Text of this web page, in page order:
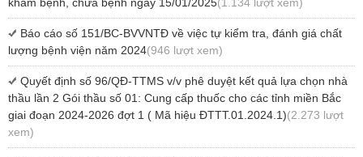
Báo cáo số 151/BC-BVVNTĐ về việc tự kiểm tra, đánh giá chất
lượng bệnh viện năm 2024(946 lượt xem)
Quyết định số 96/QĐ-TTMS v/v phê duyệt kết quả lựa chọn nhà
thầu lần 2 Gói thầu số 01: Cung cấp thuốc cho các tỉnh miền Bắc
giai đoạn 2024-2026 đợt 1 ( Mã hiệu ĐTTT.01.2024.1)(2.273 lượt
xem)